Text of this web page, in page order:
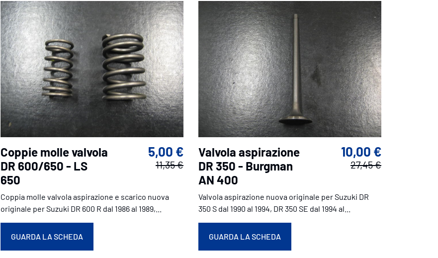
Coppie molle valvola
DR 600/650 - LS
650
5,00 €
11,35 €
Coppia molle valvola aspirazione e scarico nuova
originale per Suzuki DR 600 R dal 1986 al 1989,...
GUARDA LA SCHEDA
Valvola aspirazione
DR 350 - Burgman
AN 400
10,00 €
27,45 €
Valvola aspirazione nuova originale per Suzuki DR
350 S dal 1990 al 1994, DR 350 SE dal 1994 al...
GUARDA LA SCHEDA